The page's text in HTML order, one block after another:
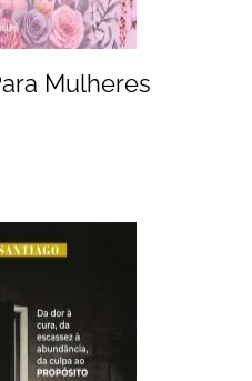
Mulheres